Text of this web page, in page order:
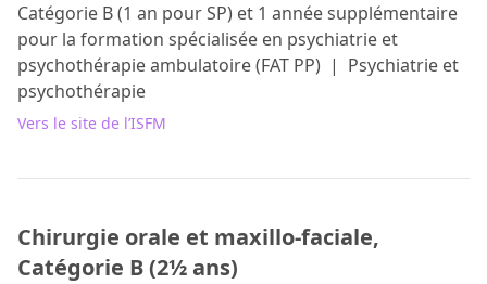
Catégorie B (1 an pour SP) et 1 année supplémentaire
pour la formation spécialisée en psychiatrie et
psychothérapie ambulatoire (FAT PP) | Psychiatrie et
psychothérapie
Vers le site de l’ISFM
Chirurgie orale et maxillo-faciale,
Catégorie B (2½ ans)